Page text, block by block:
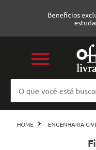
Benefícios
HOME ENGENHARIA